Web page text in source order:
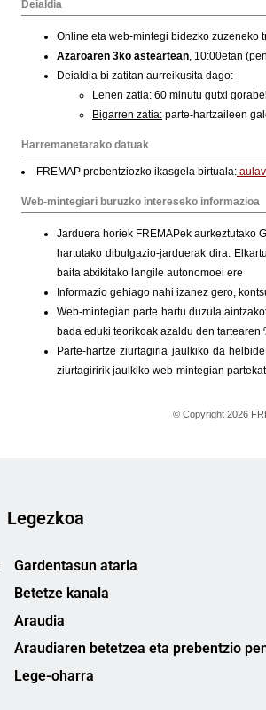
Legezkoa
Gardentasun ataria
Betetze kanala
Araudia
Araudiaren betetzea eta prebentzio
Lege-oharra